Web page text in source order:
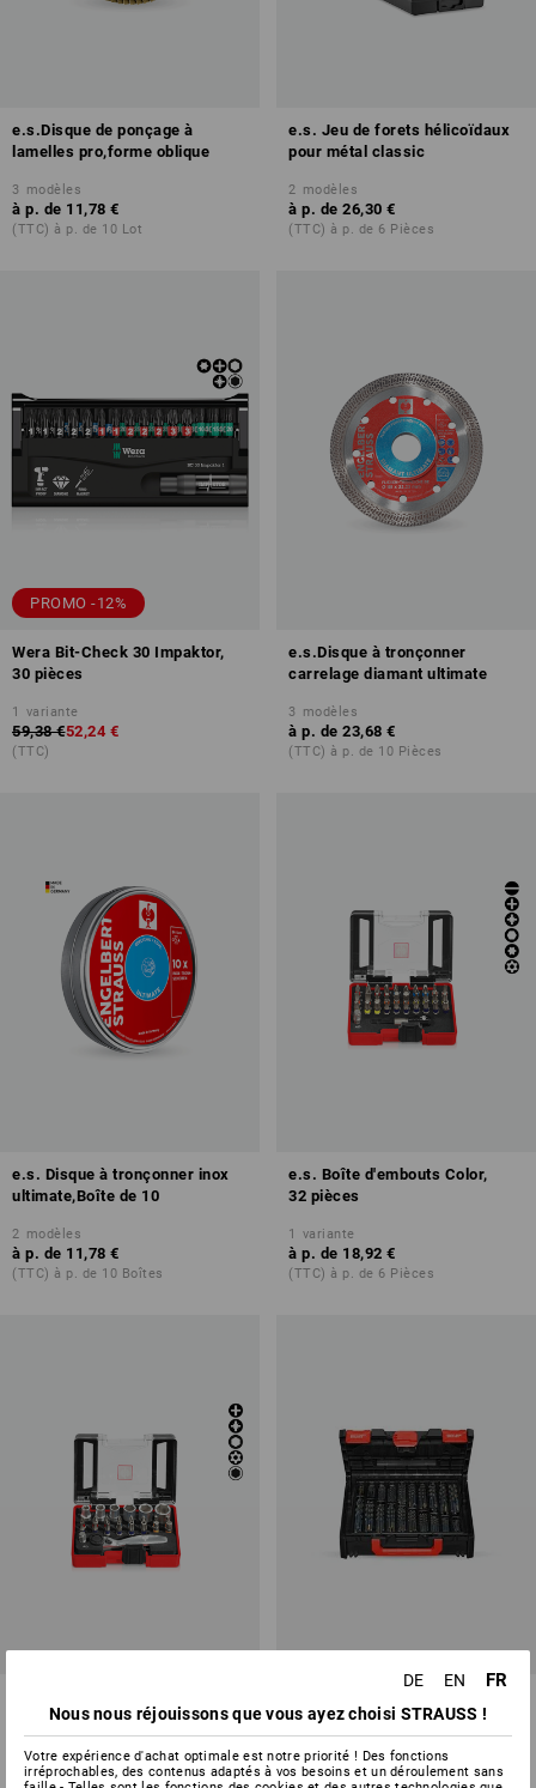
e.s.Disque de ponçage à
lamelles pro,forme oblique
3 modèles
à p. de 11,78 €
(TTC) à p. de 10 Lot
e.s. Jeu de forets hélicoïdaux
pour métal classic
2 modèles
à p. de 26,30 €
(TTC) à p. de 6 Pièces
PROMO -12%
Wera Bit-Check 30 Impaktor,
30 pièces
1 variante
59,38 €52,24 €
(TTC)
e.s.Disque à tronçonner
carrelage diamant ultimate
3 modèles
à p. de 23,68 €
(TTC) à p. de 10 Pièces
e.s. Disque à tronçonner inox
ultimate,Boîte de 10
2 modèles
à p. de 11,78 €
(TTC) à p. de 10 Boîtes
e.s. Boîte d'embouts Color,
32 pièces
1 variante
à p. de 18,92 €
(TTC) à p. de 6 Pièces
avec mini clé à cliquet
variante
à p. de 23,68 €
métaux HSS-G turbo
2 modèles
à p. de 131,97 €
DE EN FR
Nous nous réjouissons que vous ayez choisi STRAUSS !
Votre expérience d'achat optimale est notre priorité ! Des fonctions
irréprochables, des contenus adaptés à vos besoins et un déroulement sans